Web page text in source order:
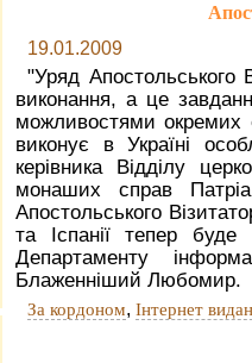
19.01.2009
"Уряд Апостольського
виконання, а це
можливостями окремих
виконує в Україні
керівника Відділу
монаших справ
Апостольського
та Іспанії тепер
Департаменту
Блаженніший Любомир.
За кордоном, Інтернет